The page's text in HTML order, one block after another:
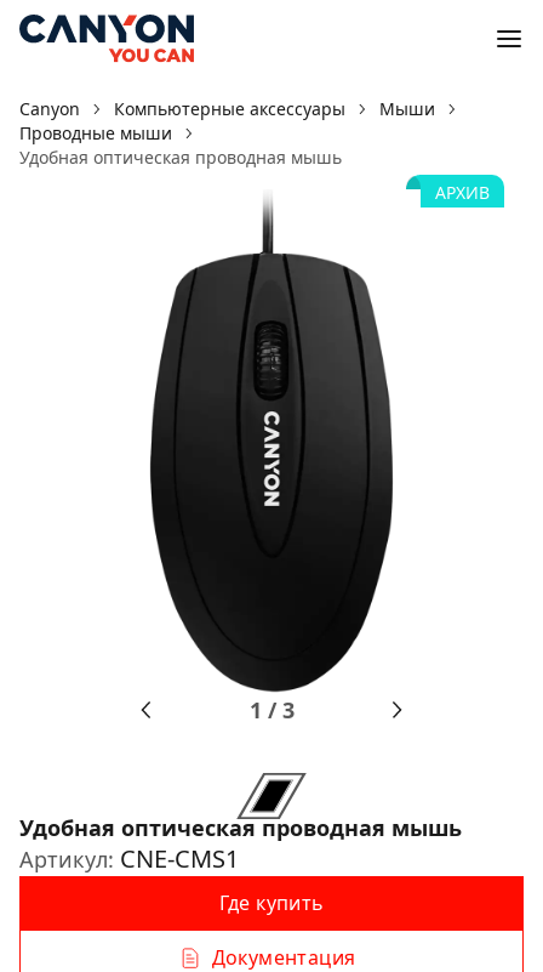
Canyon Компьютерные аксессуары
Мыши
Проводные мыши
Удобная оптическая проводная мышь
АРХИВ
1 /3
Удобная оптическая проводная мышь
Артикул: CNE-CMS1
Где купить
Документация